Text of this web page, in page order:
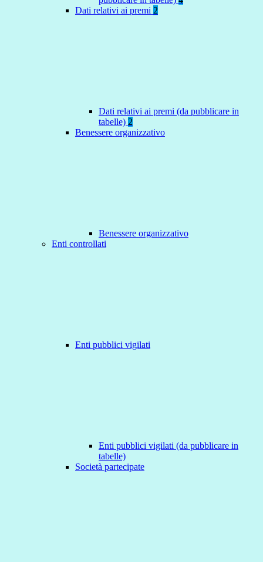
Dati relativi ai premi 2
Dati relativi ai premi (da pubblicare in
tabelle) 2
Benessere organizzativo
Benessere organizzativo
Enti controllati
Enti pubblici vigilati
Enti pubblici vigilati (da pubblicare in
tabelle)
Società partecipate